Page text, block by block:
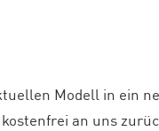
Modell in ein
an uns